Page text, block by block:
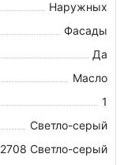
Наружных
Фасады
Да
Масло
1
Светло-серый
2708 Светло-серый